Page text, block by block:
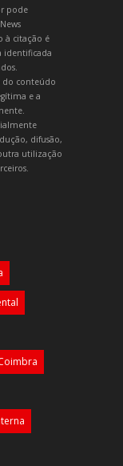
pode
à citação é
identificada
do conteúdo
e a
difusão,
utilização